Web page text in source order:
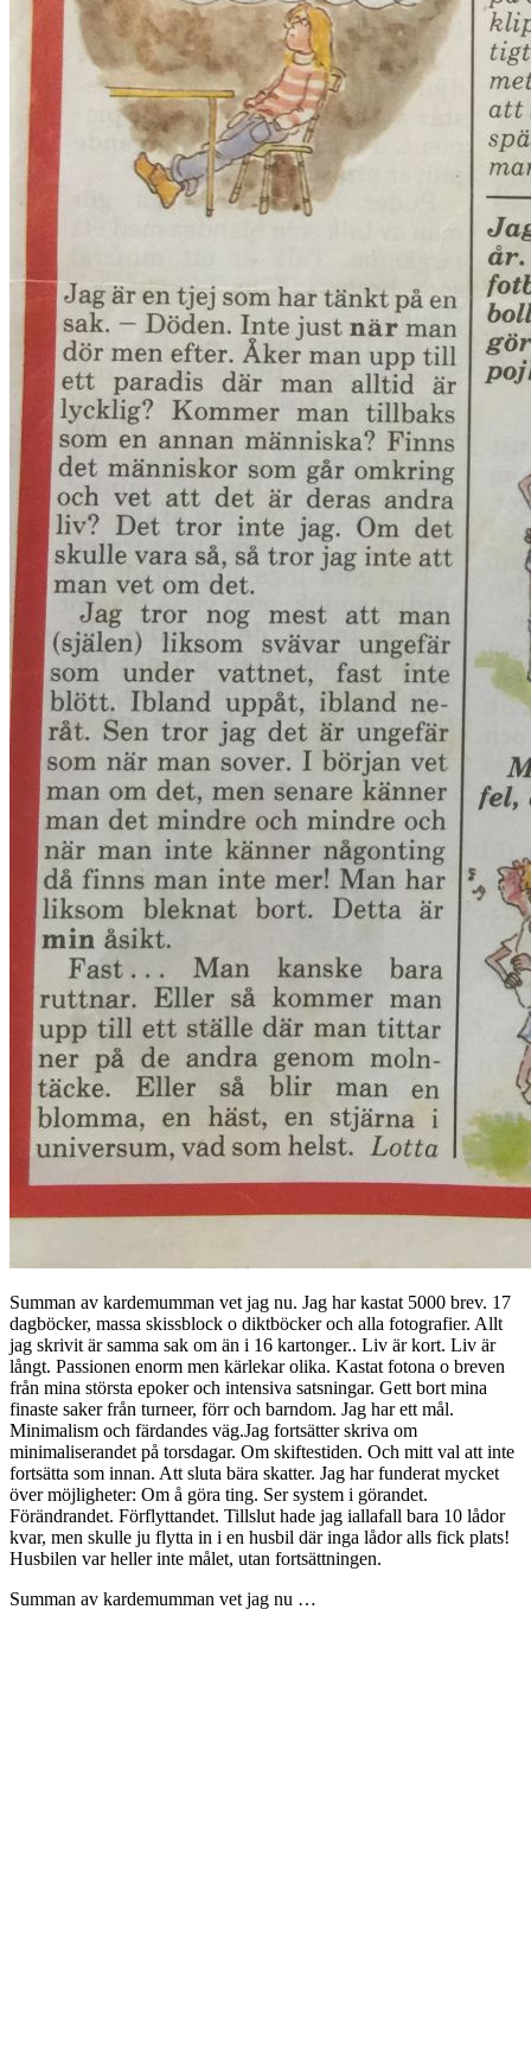
Summan av kardemumman vet jag nu. Jag har kastat 5000 brev. 17
dagböcker, massa skissblock o diktböcker och alla fotografier. Allt
jag skrivit är samma sak om än i 16 kartonger.. Liv är kort. Liv är
långt. Passionen enorm men kärlekar olika. Kastat fotona o breven
från mina största epoker och intensiva satsningar. Gett bort mina
finaste saker från turneer, förr och barndom. Jag har ett mål.
Minimalism och färdandes väg.Jag fortsätter skriva om
minimaliserandet på torsdagar. Om skiftestiden. Och mitt val att inte
fortsätta som innan. Att sluta bära skatter. Jag har funderat mycket
över möjligheter: Om å göra ting. Ser system i görandet.
Förändrandet. Förflyttandet. Tillslut hade jag iallafall bara 10 lådor
kvar, men skulle ju flytta in i en husbil där inga lådor alls fick plats!
Husbilen var heller inte målet, utan fortsättningen.
Summan av kardemumman vet jag nu …